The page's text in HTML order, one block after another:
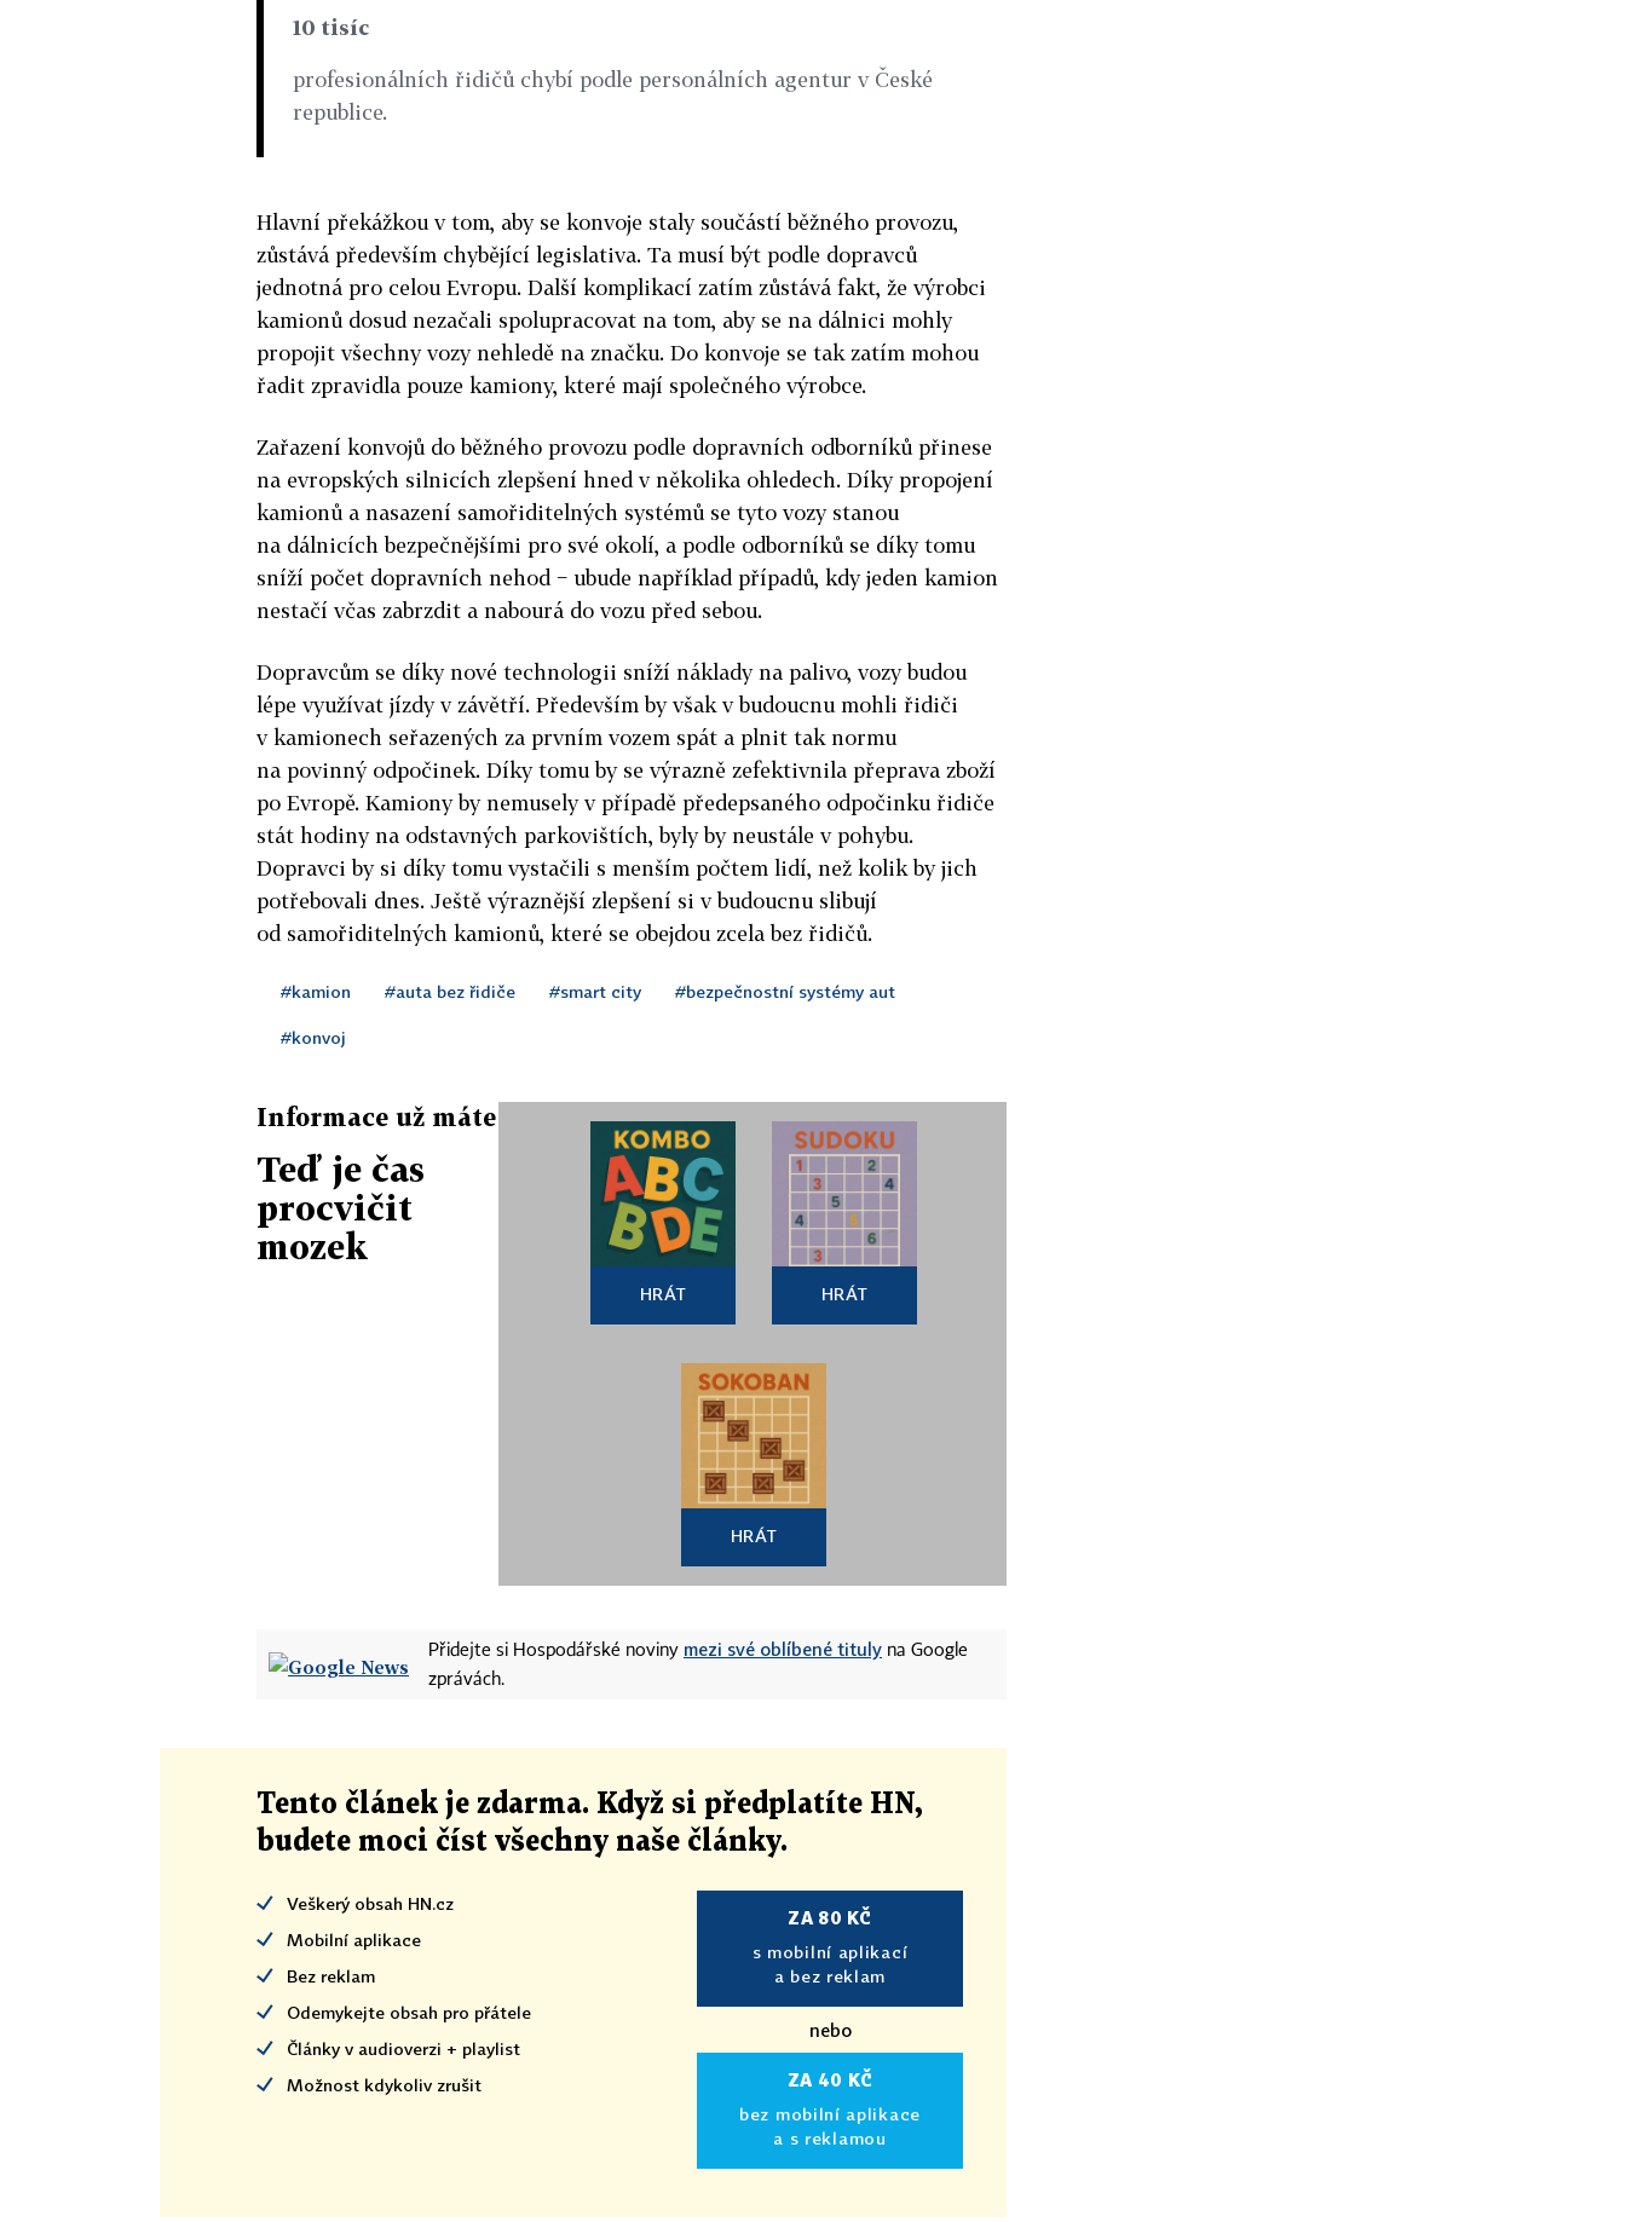
10 tisíc
profesionálních řidičů chybí podle personálních agentur v České
republice.
Hlavní překážkou v tom, aby se konvoje staly součástí běžného provozu,
zůstává především chybějící legislativa. Ta musí být podle dopravců
jednotná pro celou Evropu. Další komplikací zatím zůstává fakt, že výrobci
kamionů dosud nezačali spolupracovat na tom, aby se na dálnici mohly
propojit všechny vozy nehledě na značku. Do konvoje se tak zatím mohou
řadit zpravidla pouze kamiony, které mají společného výrobce.
Zařazení konvojů do běžného provozu podle dopravních odborníků přinese
na evropských silnicích zlepšení hned v několika ohledech. Díky propojení
kamionů a nasazení samořiditelných systémů se tyto vozy stanou
na dálnicích bezpečnějšími pro své okolí, a podle odborníků se díky tomu
sníží počet dopravních nehod − ubude například případů, kdy jeden kamion
nestačí včas zabrzdit a nabourá do vozu před sebou.
Dopravcům se díky nové technologii sníží náklady na palivo, vozy budou
lépe využívat jízdy v závětří. Především by však v budoucnu mohli řidiči
v kamionech seřazených za prvním vozem spát a plnit tak normu
na povinný odpočinek. Díky tomu by se výrazně zefektivnila přeprava zboží
po Evropě. Kamiony by nemusely v případě předepsaného odpočinku řidiče
stát hodiny na odstavných parkovištích, byly by neustále v pohybu.
Dopravci by si díky tomu vystačili s menším počtem lidí, než kolik by jich
potřebovali dnes. Ještě výraznější zlepšení si v budoucnu slibují
od samořiditelných kamionů, které se obejdou zcela bez řidičů.
#kamion #auta bez řidiče #smart city #bezpečnostní systémy aut
#konvoj
Informace už máte
Teď je čas
procvičit
mozek
HRÁT HRÁT
HRÁT
Přidejte si Hospodářské noviny mezi své oblíbené tituly na Google
zprávách.
Tento článek je zdarma. Když si předplatíte HN,
budete moci číst všechny naše články.
Veškerý obsah HN.cz
Mobilní aplikace
Bez reklam
Odemykejte obsah pro přátele
Články v audioverzi + playlist
Možnost kdykoliv zrušit
ZA 80 KČ
s mobilní aplikací
a bez reklam
nebo
ZA 40 KČ
bez mobilní aplikace
a s reklamou